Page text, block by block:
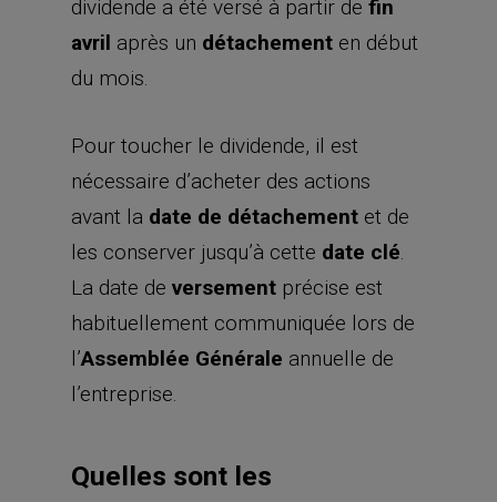
dividende a été versé à partir defin
avril après un détachement en début
du mois.
Pour toucher le dividende, il est
nécessaire d’acheter des actions
avant la date de détachement et de
les conserver jusqu’à cette date clé
La date deversement précise est
habituellement communiquée lors de
l’Assemblée Générale annuelle de
l’entreprise.
Quelles sont les